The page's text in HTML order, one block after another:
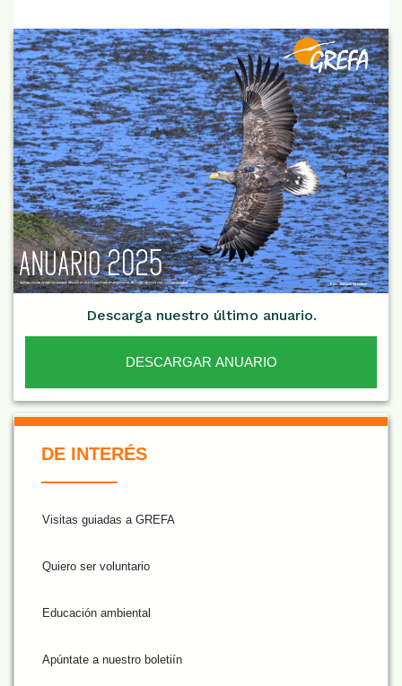
Descarga nuestro último anuario.
DESCARGAR ANUARIO
DE INTERÉS
Visitas guiadas a GREFA
Quiero ser voluntario
Educación ambiental
Apúntate a nuestro boletiín